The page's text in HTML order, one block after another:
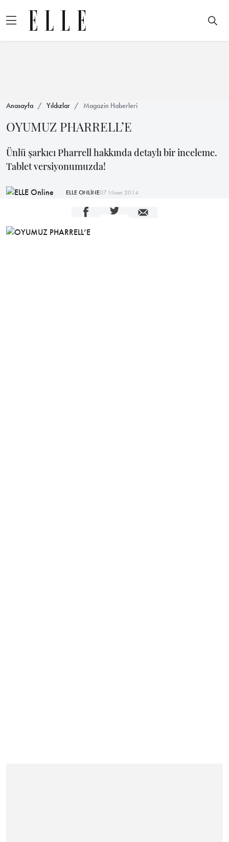
Anasayfa Yıldızlar Magazin Haberleri
OYUMUZ PHARRELL’E
Ünlü şarkıcı Pharrell hakkında detaylı bir inceleme.
Tablet versiyonumuzda!
ELLE ONLİNE07 Nisan 2014